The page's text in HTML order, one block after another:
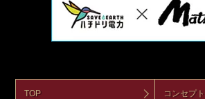
TOP コンセプト